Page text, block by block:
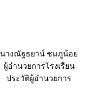
นางณัฐธยาน์ ชมภูน้อย
ผู้อำนวยการโรงเรียน
ประวัติผู้อำนวยการ